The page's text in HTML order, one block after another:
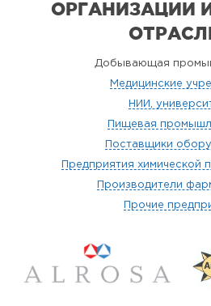
ОРГАНИЗАЦИИ
Добывающая
Медицинские
НИИ,
Пищевая
Поставщики
Предприятия химической
Производители
Прочие